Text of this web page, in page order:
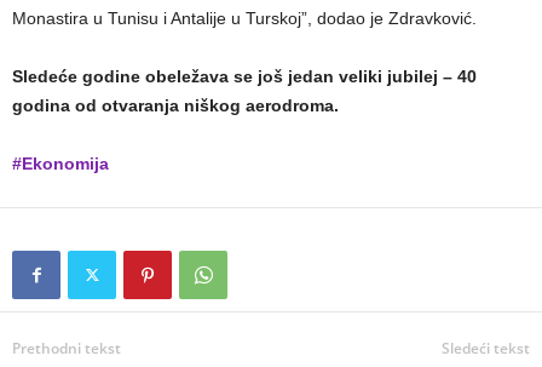
Monastira u Tunisu i Antalije u Turskoj”, dodao je Zdravković.
Sledeće godine obeležava se još jedan veliki jubilej – 40
godina od otvaranja niškog aerodroma.
#Ekonomija
Prethodni tekst Sledeći tekst